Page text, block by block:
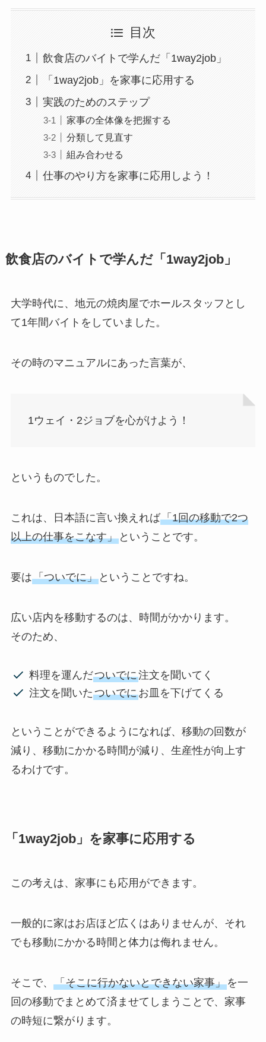
目次
飲食店のバイトで学んだ「1way2job」
「1way2job」を家事に応用する
実践のためのステップ
家事の全体像を把握する
分類して見直す
組み合わせる
仕事のやり方を家事に応用しよう！
飲食店のバイトで学んだ「1way2job」
大学時代に、地元の焼肉屋でホールスタッフとし
て1年間バイトをしていました。
その時のマニュアルにあった言葉が、
1ウェイ・2ジョブを心がけよう！
というものでした。
これは、日本語に言い換えれば「1回の移動で2つ
以上の仕事をこなす」ということです。
要は「ついでに」ということですね。
広い店内を移動するのは、時間がかかります。
そのため、
料理を運んだついでに注文を聞いてく
注文を聞いたついでにお皿を下げてくる
ということができるようになれば、移動の回数が
減り、移動にかかる時間が減り、生産性が向上す
るわけです。
「1way2job」を家事に応用する
この考えは、家事にも応用ができます。
一般的に家はお店ほど広くはありませんが、それ
でも移動にかかる時間と体力は侮れません。
そこで、 「そこに行かないとできない家事」を一
回の移動でまとめて済ませてしまうことで、家事
の時短に繋がります。